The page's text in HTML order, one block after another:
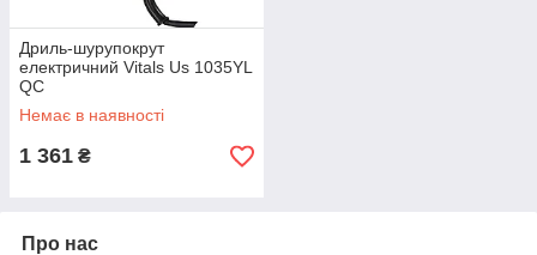
Дриль-шурупокрут
електричний Vitals Us 1035YL
QC
Немає в наявності
1 361 ₴
Про нас